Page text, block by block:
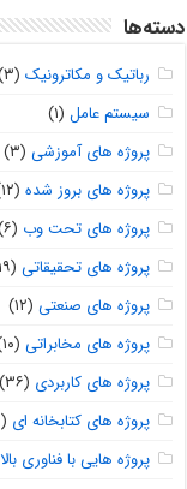
دسته‌ها
رباتیک و مکاترونیک (۳)
سیستم عامل (۱)
پروژه های آموزشی (۳)
پروژه های بروز شده (۱۲)
پروژه های تحت وب (۶)
پروژه های تحقیقاتی (۱۹)
پروژه های صنعتی (۱۲)
پروژه های مخابراتی (۱۰)
پروژه های کاربردی (۳۶)
پروژه های کتابخانه ای (۱۰)
پروژه هایی با فناوری بالا